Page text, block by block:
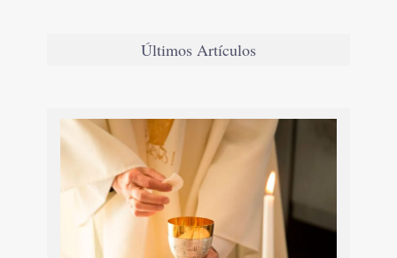
Últimos Artículos